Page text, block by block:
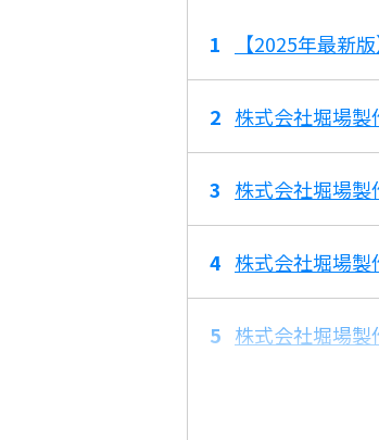
【2025年最新
株式会社堀場製
株式会社堀場
株式会社堀場
株式会社堀場